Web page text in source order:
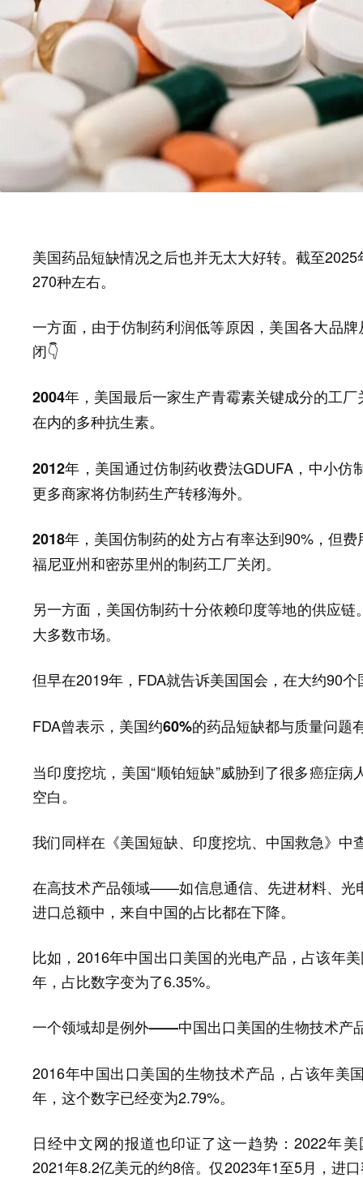
美国药品短缺情况之后也并无太大好转。截至
270种左右。
一方面，由于仿制药利润低等原因，美国各大品
闭👇
2004年， 美国最后一家生产青霉素关键成分的工厂
在内的多种抗生素。
2012年， 美国通过仿制药收费法GDUFA，中小
更多商家将仿制药生产转移海外。
2018年， 美国仿制药的处方占有率达到90%，但
福尼亚州和密苏里州的制药工厂关闭。
另一方面，美国仿制药十分依赖印度等地的供应链
大多数市场。
但早在2019年，FDA就告诉美国国会，在大约90个
FDA曾表示， 美国约60%的药品短缺都与质量问题
当印度挖坑，美国“顺铂短缺”威胁到了很多癌症
空白。
我们同样在《美国短缺、印度挖坑、中国救急》中
在高技术产品领域——如信息通信、先进材料、
进口总额中，来自中国的占比都在下降。
比如，2016年中国出口美国的光电产品，占该年
年，占比数字变为了6.35%。
一个领域却是例外——中国出口美国的生物技术产
2016年中国出口美国的生物技术产品，占该年美
年，这个数字已经变为2.79%。
日经中文网的报道也印证了这一趋势：2022年
2021年8.2亿美元的约8倍。仅2023年1至5月，进